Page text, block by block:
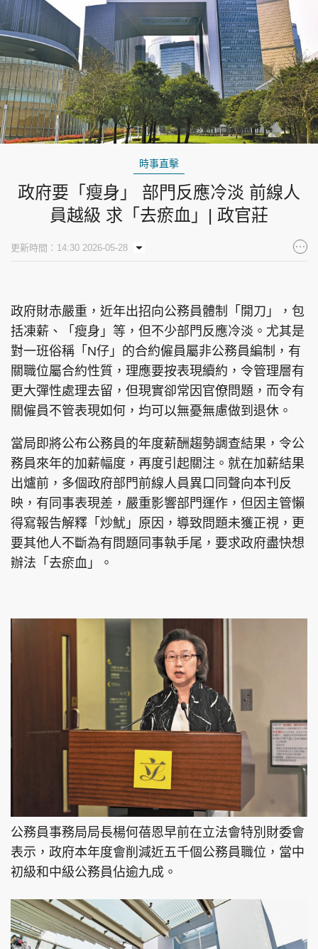
時事直擊
政府要「瘦身」 部門反應冷淡 前線人
員越級 求「去瘀血」| 政官莊
更新時間：14:30 2026-05-28
政府財赤嚴重，近年出招向公務員體制「開刀」，包
括凍薪、「瘦身」等，但不少部門反應冷淡。尤其是
對一班俗稱「N仔」的合約僱員屬非公務員編制，有
關職位屬合約性質，理應要按表現續約，令管理層有
更大彈性處理去留，但現實卻常因官僚問題，而令有
關僱員不管表現如何，均可以無憂無慮做到退休。
當局即將公布公務員的年度薪酬趨勢調查結果，令公
務員來年的加薪幅度，再度引起關注。就在加薪結果
出爐前，多個政府部門前線人員異口同聲向本刊反
映，有同事表現差，嚴重影響部門運作，但因主管懶
得寫報告解釋「炒魷」原因，導致問題未獲正視，更
要其他人不斷為有問題同事執手尾，要求政府盡快想
辦法「去瘀血」。
公務員事務局局長楊何蓓恩早前在立法會特別財委會
表示，政府本年度會削減近五千個公務員職位，當中
初級和中級公務員佔逾九成。